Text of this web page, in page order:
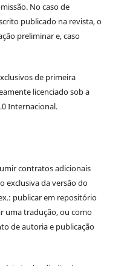
No caso de
publicado na revista, o
preliminar e, caso
de primeira
licenciado sob a
Internacional.
contratos adicionais
exclusiva da versão do
publicar em repositório
uma tradução, ou como
de autoria e publicação